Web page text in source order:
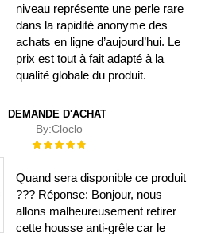
niveau représente une perle rare
dans la rapidité anonyme des
achats en ligne d’aujourd’hui. Le
prix est tout à fait adapté à la
qualité globale du produit.
DEMANDE D'ACHAT
By:Cloclo
Évaluation :
Quand sera disponible ce produit
??? Réponse: Bonjour, nous
allons malheureusement retirer
cette housse anti-grêle car le